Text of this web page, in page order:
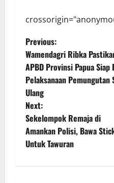
P
o
s
t
n
a
Previous:
Wamendagri Ribka
APBD Provinsi Papua Siap
Pelaksanaan Pemungutan
Ulang
Next:
Sekelompok Remaja di
Amankan Polisi, Bawa
Untuk Tawuran